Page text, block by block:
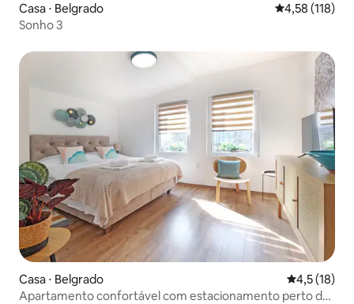
Casa ⋅ Belgrado 4,58 de uma
4,58 (118)
Sonho 3
Casa ⋅ Belgrado 4,5 de uma
4,5 (18)
Apartamento confortável com estacionamento perto do